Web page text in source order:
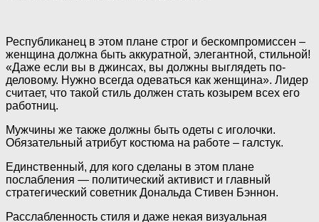
Республиканец в этом плане строг и бескомпромиссен –
женщина должна быть аккуратной, элегантной, стильной!
«Даже если вы в джинсах, вы должны выглядеть по-
деловому. Нужно всегда одеваться как женщина». Лидер
считает, что такой стиль должен стать козырем всех его
работниц.
Мужчины же также должны быть одеты с иголочки.
Обязательный атрибут костюма на работе – галстук.
Единственный, для кого сделаны в этом плане
послабления — политический активист и главный
стратегический советник Дональда Стивен Бэннон.
Расслабленность стиля и даже некая визуальная